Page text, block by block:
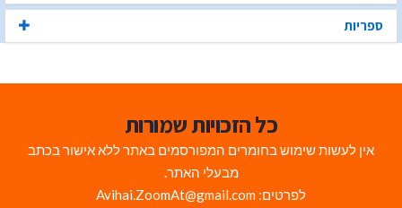
ספריות
כל הזכויות שמורות
אין לעשות שימוש בחומרים המפורסמים באתר ללא אישור בכתב
מבעלי האתר.
לפרטים: Avihai.ZoomAt@gmail.com